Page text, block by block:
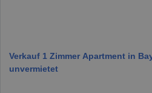
Verkauf 1 Zimmer Apartment in
unvermietet